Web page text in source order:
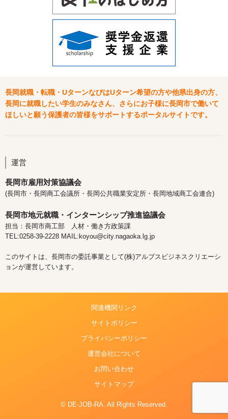
長岡就職・転職・UターンなびはUターン希望の方や他県出身の方、
長岡に就職したい学生のみなさん、さらにお子様に長岡市で働いて
ほしいと願う保護者の皆様をサポートするポータルサイトです。
運営
長岡市雇用対策協議会
(長岡市・長岡商工会議所・長岡公共職業安定所・長岡地域商工会連合)
長岡市地元就職・インターンシップ推進協議会
担当：長岡市商工部 人材・働き方政策課
TEL:0258-39-2228 MAIL:koyou@city.nagaoka.lg.jp
このサイトは、長岡市の委託事業として(株)アルプスビジネスクリエーシ
ョンが運営しています。
関連機関リンク
サイトポリシー
プライバシーポリシー
運営会社について
お問い合わせ
サイトマップ
© DE-JOB-RA. All Rights Reserved.